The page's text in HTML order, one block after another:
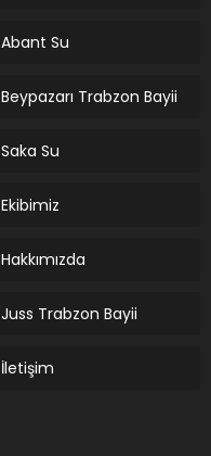
Abant Su
Beypazarı Trabzon Bayii
Saka Su
Ekibimiz
Hakkımızda
Juss Trabzon Bayii
İletişim